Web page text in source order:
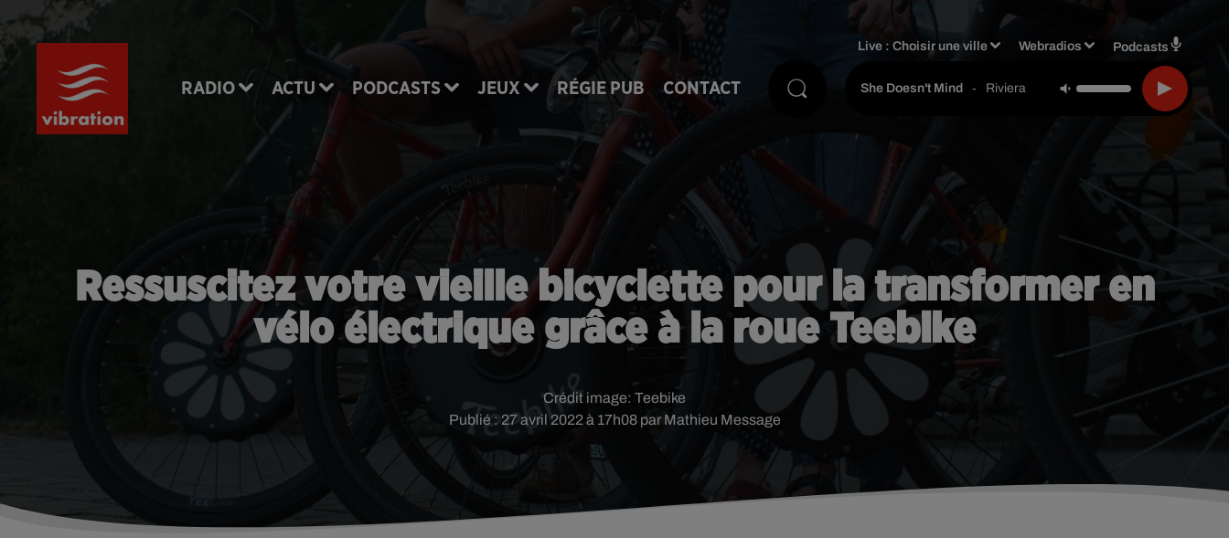
RADIO ACTU PODCASTS JEUX RÉGIE PUB CONTACT
Live :Choisir une ville Webradios Podcasts
She Doesn't Mind - Riviera
Ressuscitez votre vieille bicyclette pour la transformer en
vélo électrique grâce à la roue Teebike
Publié : 27 avril 2022 à 17h08 par Mathieu Message
Crédit image: Teebike